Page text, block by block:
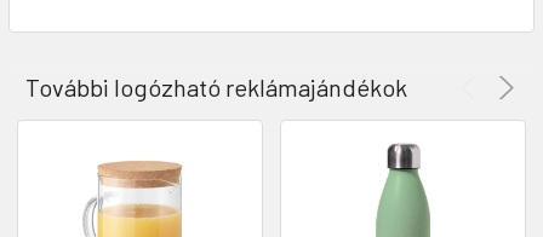
További logózható reklámajándékok